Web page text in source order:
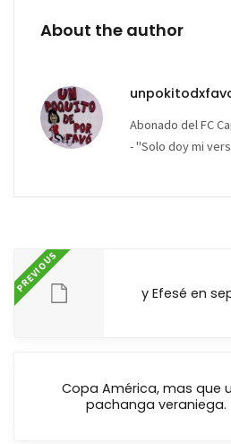
About the author
Abonado del FC
- "Solo doy mi
PREVIOUS y Efesé en
Copa América, mas que
pachanga veraniega.